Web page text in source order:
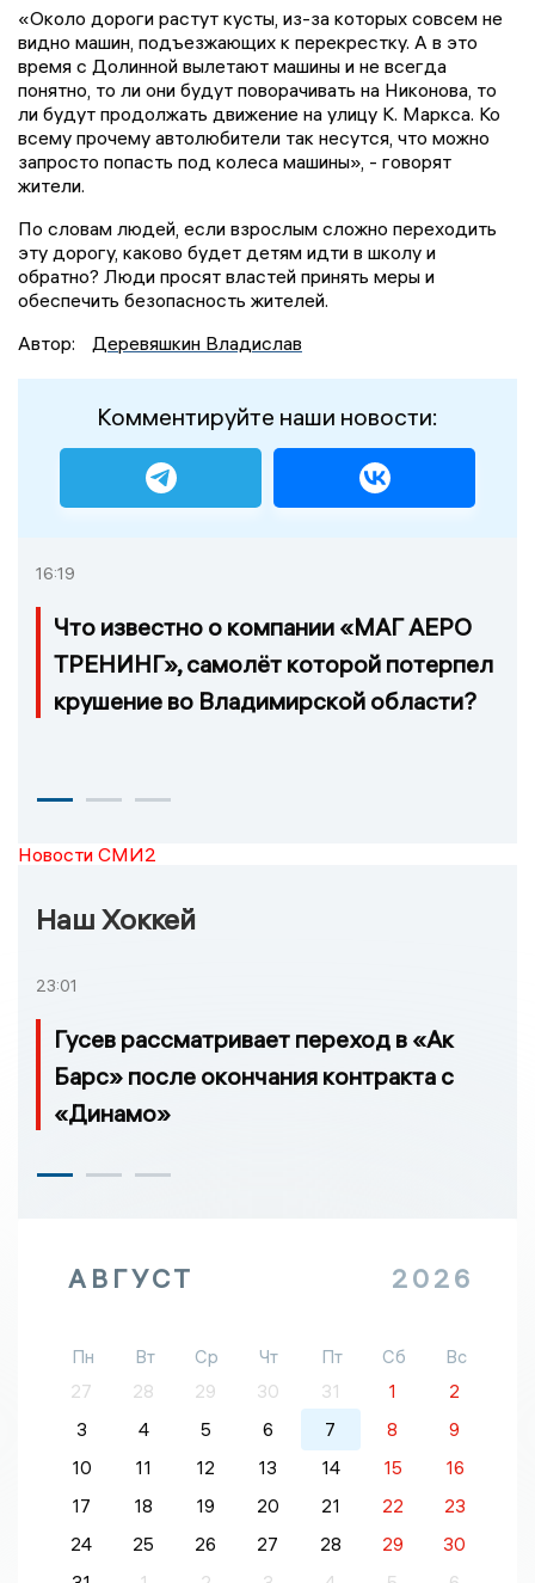
«Около дороги растут кусты, из-за которых совсем не
видно машин, подъезжающих к перекрестку. А в это
время с Долинной вылетают машины и не всегда
понятно, то ли они будут поворачивать на Никонова, то
ли будут продолжать движение на улицу К. Маркса. Ко
всему прочему автолюбители так несутся, что можно
запросто попасть под колеса машины», - говорят
жители.
По словам людей, если взрослым сложно переходить
эту дорогу, каково будет детям идти в школу и
обратно? Люди просят властей принять меры и
обеспечить безопасность жителей.
Автор:
Деревяшкин Владислав
Комментируйте наши новости:
16:19
Что известно о компании «МАГ АЕРО
ТРЕНИНГ», самолёт которой потерпел
крушение во Владимирской области?
Новости СМИ2
Наш Хоккей
23:01
Гусев рассматривает переход в «Ак
Барс» после окончания контракта с
«Динамо»
АВГУСТ 2026
Пн Вт Ср Чт Пт Сб
Вс
27
28 29 30 31 1
2
3
4 5 6 7 8
9
10
11 12 13 14 15
16
17
18 19 20 21 22
23
24
25 26 27 28 29
30